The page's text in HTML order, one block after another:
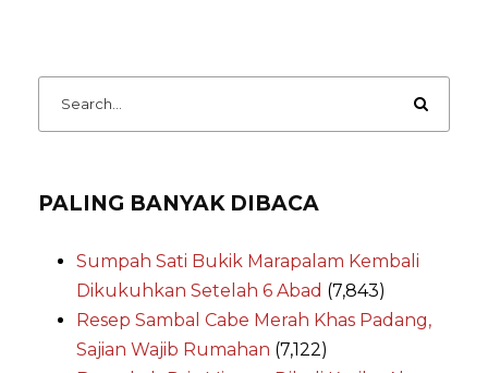
PALING BANYAK DIBACA
Sumpah Sati Bukik Marapalam Kembali
Dikukuhkan Setelah 6 Abad (7,843)
Resep Sambal Cabe Merah Khas Padang,
Sajian Wajib Rumahan (7,122)